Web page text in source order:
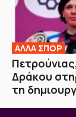
ΑΛΛΑ ΣΠΟΡ
Δράκου
τη